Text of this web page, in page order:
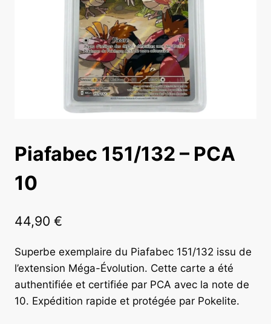
Piafabec 151/132 – PCA
10
44,90 €
Superbe exemplaire du Piafabec 151/132 issu de
l’extension Méga-Évolution. Cette carte a été
authentifiée et certifiée par PCA avec la note de
10. Expédition rapide et protégée par Pokelite.